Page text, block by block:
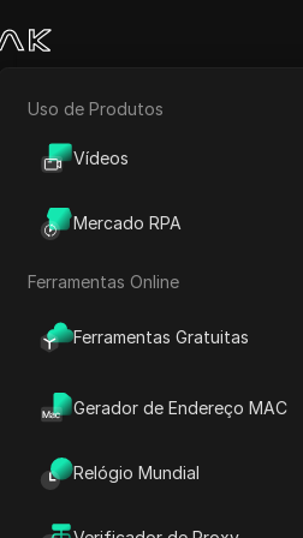
E-commerce
Uso de Produtos
Vídeos
Mercado RPA
Ferramentas Online
Ferramentas Gratuitas
Gerador de Endereço MAC
Relógio Mundial
O segmento de